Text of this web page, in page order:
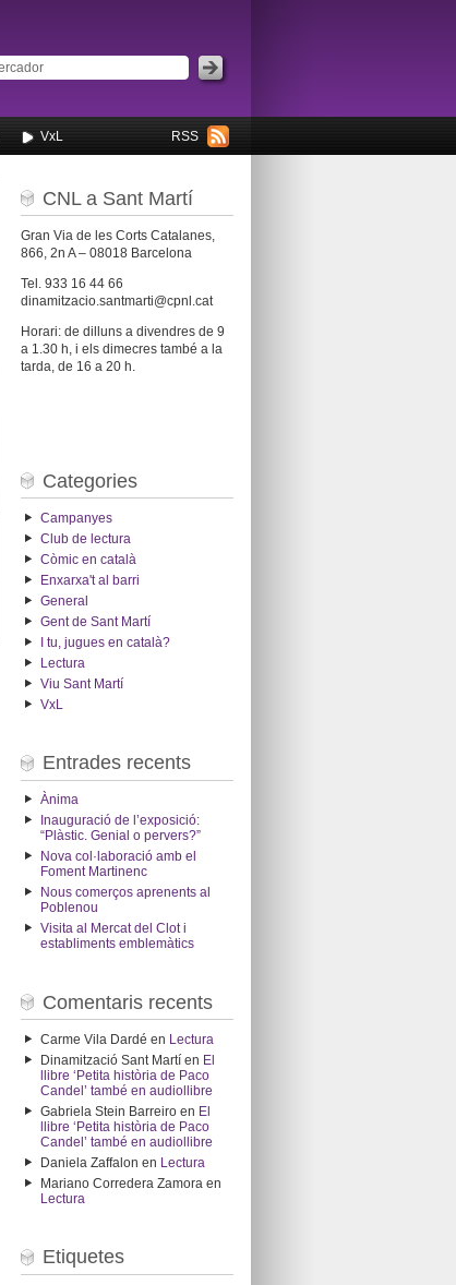
RSS
VxL
CNL a Sant Martí
Gran Via de les Corts Catalanes,
866, 2n A – 08018 Barcelona
Tel. 933 16 44 66
dinamitzacio.santmarti@cpnl.cat
Horari: de dilluns a divendres de 9
a 1.30 h, i els dimecres també a la
tarda, de 16 a 20 h.
Categories
Campanyes
Club de lectura
Còmic en català
Enxarxa't al barri
General
Gent de Sant Martí
I tu, jugues en català?
Lectura
Viu Sant Martí
VxL
Entrades recents
Ànima
Inauguració de l’exposició:
“Plàstic. Genial o pervers?”
Nova col·laboració amb el
Foment Martinenc
Nous comerços aprenents al
Poblenou
Visita al Mercat del Clot i
establiments emblemàtics
Comentaris recents
Carme Vila Dardé en Lectura
Dinamització Sant Martíen El
llibre ‘Petita història de Paco
Candel’ també en audiollibre
Gabriela Stein Barreiroen El
llibre ‘Petita història de Paco
Candel’ també en audiollibre
Daniela Zaffalon en Lectura
Mariano Corredera Zamoraen
Lectura
Etiquetes